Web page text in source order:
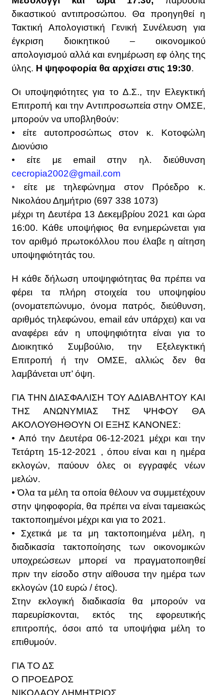
δικαστικού αντιπροσώπου. Θα προηγηθεί η
Τακτική Απολογιστική Γενική Συνέλευση για
έγκριση διοικητικού – οικονομικού
απολογισμού αλλά και ενημέρωση εφ όλης της
ύλης. Η ψηφοφορία θα αρχίσει στις 19:30.
Οι υποψηφιότητες για το Δ.Σ., την Ελεγκτική
Επιτροπή και την Αντιπροσωπεία στην ΟΜΣΕ,
μπορούν να υποβληθούν:
• είτε αυτοπροσώπως στον κ. Κοτοφώλη
Διονύσιο
• είτε με email στην ηλ. διεύθυνση
cecropia2002@gmail.com
• είτε με τηλεφώνημα στον Πρόεδρο κ.
Νικολάου Δημήτριο (697 338 1073)
μέχρι τη Δευτέρα 13 Δεκεμβρίου 2021 και ώρα
16:00. Κάθε υποψήφιος θα ενημερώνεται για
τον αριθμό πρωτοκόλλου που έλαβε η αίτηση
υποψηφιότητάς του.
Η κάθε δήλωση υποψηφιότητας θα πρέπει να
φέρει τα πλήρη στοιχεία του υποψηφίου
(ονοματεπώνυμο, όνομα πατρός, διεύθυνση,
αριθμός τηλεφώνου, email εάν υπάρχει) και να
αναφέρει εάν η υποψηφιότητα είναι για το
Διοικητικό Συμβούλιο, την Εξελεγκτική
Επιτροπή ή την ΟΜΣΕ, αλλιώς δεν θα
λαμβάνεται υπ’ όψη.
ΓΙΑ ΤΗΝ ΔΙΑΣΦΑΛΙΣΗ ΤΟΥ ΑΔΙΑΒΛΗΤΟΥ ΚΑΙ
ΤΗΣ ΑΝΩΝΥΜΙΑΣ ΤΗΣ ΨΗΦΟΥ ΘΑ
ΑΚΟΛΟΥΘΗΘΟΥΝ ΟΙ ΕΞΗΣ ΚΑΝΟΝΕΣ:
• Από την Δευτέρα 06-12-2021 μέχρι και την
Τετάρτη 15-12-2021 , όπου είναι και η ημέρα
εκλογών, παύουν όλες οι εγγραφές νέων
μελών.
• Όλα τα μέλη τα οποία θέλουν να συμμετέχουν
στην ψηφοφορία, θα πρέπει να είναι ταμειακώς
τακτοποιημένοι μέχρι και για το 2021.
• Σχετικά με τα μη τακτοποιημένα μέλη, η
διαδικασία τακτοποίησης των οικονομικών
υποχρεώσεων μπορεί να πραγματοποιηθεί
πριν την είσοδο στην αίθουσα την ημέρα των
εκλογών (10 ευρώ / έτος).
Στην εκλογική διαδικασία θα μπορούν να
παρευρίσκονται, εκτός της εφορευτικής
επιτροπής, όσοι από τα υποψήφια μέλη το
επιθυμούν.
ΓΙΑ ΤΟ ΔΣ
Ο ΠΡΟΕΔΡΟΣ
ΝΙΚΟΛΑΟΥ ΔΗΜΗΤΡΙΟΣ